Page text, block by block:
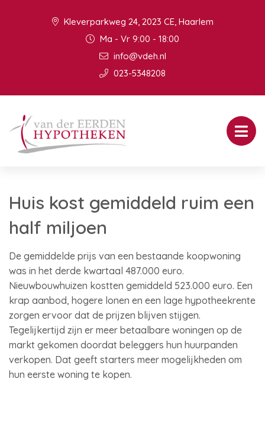
Kleverparkweg 24, 2023 CE, Haarlem
Ma - Vr 9:00 - 18:00
info@vdeh.nl
023-5348208
Huis kost gemiddeld ruim een
half miljoen
De gemiddelde prijs van een bestaande koopwoning
was in het derde kwartaal 487.000 euro.
Nieuwbouwhuizen kostten gemiddeld 523.000 euro. Een
krap aanbod, hogere lonen en een lage hypotheekrente
zorgen ervoor dat de prijzen blijven stijgen.
Tegelijkertijd zijn er meer betaalbare woningen op de
markt gekomen doordat beleggers hun huurpanden
verkopen. Dat geeft starters meer mogelijkheden om
hun eerste woning te kopen.